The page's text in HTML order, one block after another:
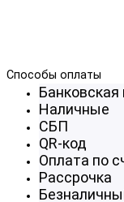
Способы оплаты
Банковская
Наличные
СБП
QR-код
Оплата по
Рассрочка